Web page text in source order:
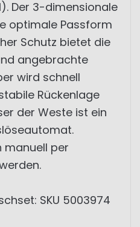
Der 3-dimensionale
optimale Passform
Schutz bietet die
angebrachte
wird schnell
Rückenlage
der Weste ist ein
manuell per
SKU 5003974